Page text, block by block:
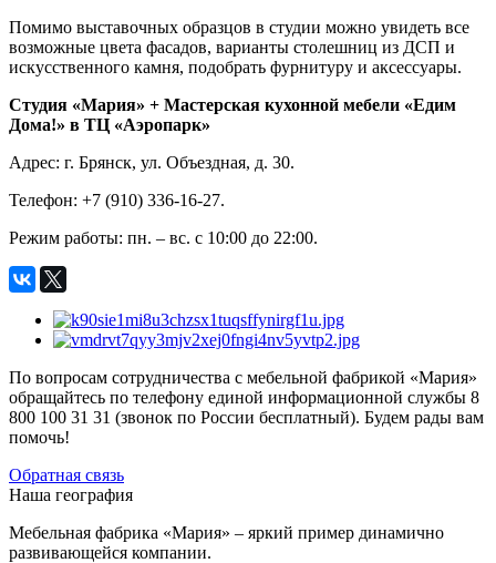
Помимо выставочных образцов в студии можно увидеть все
возможные цвета фасадов, варианты столешниц из ДСП и
искусственного камня, подобрать фурнитуру и аксессуары.
Студия «Мария» + Мастерская кухонной мебели «Едим
Дома!» в ТЦ «Аэропарк»
Адрес: г. Брянск, ул. Объездная, д. 30.
Телефон: +7 (910) 336-16-27.
Режим работы: пн. – вс. с 10:00 до 22:00.
По вопросам сотрудничества с мебельной фабрикой «Мария»
обращайтесь по телефону единой информационной службы 8
800 100 31 31 (звонок по России бесплатный). Будем рады вам
помочь!
Обратная связь
Наша география
Мебельная фабрика «Мария» – яркий пример динамично
развивающейся компании.